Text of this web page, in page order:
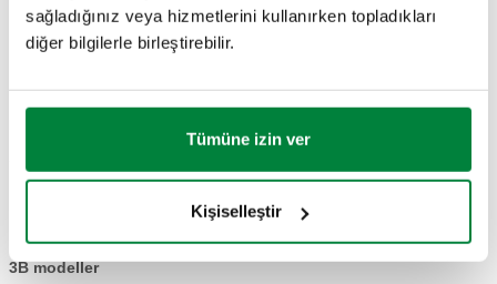
sağladığınız veya hizmetlerini kullanırken topladıkları
diğer bilgilerle birleştirebilir.
Tümüne izin ver
Kişiselleştir
ÇIZIMLER VE TEKNIK ÖZELLIKLER
3B modeller